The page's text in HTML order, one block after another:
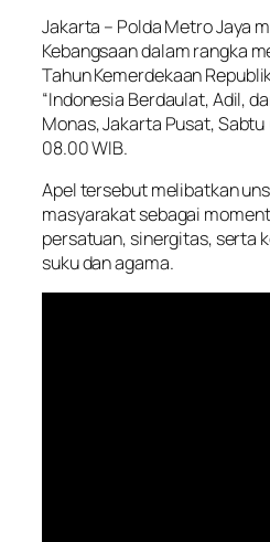
Jakarta – Polda Metro Jaya
Kebangsaan dalam rangka
Tahun Kemerdekaan
“Indonesia Berdaulat, Adil,
Monas, Jakarta Pusat,
08.00 WIB.
Apel tersebut melibatkan
masyarakat sebagai
persatuan, sinergitas, serta
suku dan agama.